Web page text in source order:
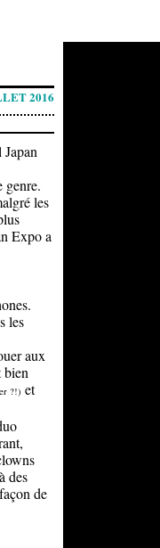
2016
genre.
les
Expo a
les
aux
bien
?!) et
des
de